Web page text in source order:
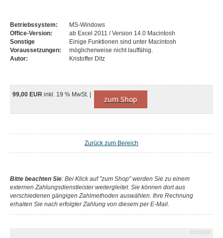
Betriebssystem:
MS-Windows
Office-Version:
ab Excel 2011 / Version 14.0 Macintosh
Sonstige
Voraussetzungen:
Einige Funktionen sind unter Macintosh
möglicherweise nicht lauffähig.
Autor:
Kristoffer Ditz
99,00 EUR inkl. 19 % MwSt. | zum Shop
Zurück zum Bereich
Bitte beachten Sie: Bei Klick auf "zum Shop" werden Sie zu einem
externen Zahlungsdienstleister weitergleitet. Sie können dort aus
verschiedenen gängigen Zahlmethoden auswählen. Ihre Rechnung
erhalten Sie nach erfolgter Zahlung von diesem per E-Mail.
ANZEIGE